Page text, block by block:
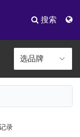
搜索
录